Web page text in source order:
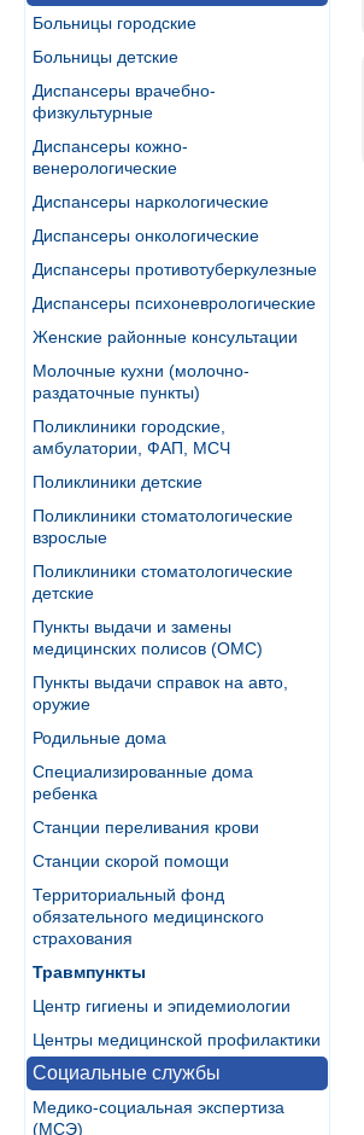
Больницы городские
Больницы детские
Диспансеры врачебно-
физкультурные
Диспансеры кожно-
венерологические
Диспансеры наркологические
Диспансеры онкологические
Диспансеры противотуберкулезные
Диспансеры психоневрологические
Женские районные консультации
Молочные кухни (молочно-
раздаточные пункты)
Поликлиники городские,
амбулатории, ФАП, МСЧ
Поликлиники детские
Поликлиники стоматологические
взрослые
Поликлиники стоматологические
детские
Пункты выдачи и замены
медицинских полисов (ОМС)
Пункты выдачи справок на авто,
оружие
Родильные дома
Специализированные дома
ребенка
Станции переливания крови
Станции скорой помощи
Территориальный фонд
обязательного медицинского
страхования
Травмпункты
Центр гигиены и эпидемиологии
Центры медицинской профилактики
Социальные службы
Медико-социальная экспертиза
(МСЭ)